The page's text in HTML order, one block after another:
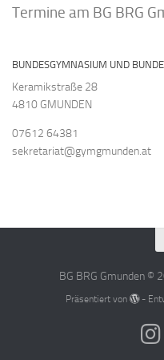
Termine am BG BRG
BUNDESGYMNASIUM UND
Keramikstraße 28
4810 GMUNDEN
07612 64381
sekretariat@gymgmunden.at
BG BRG Gmunden ©
Präsentiert von -